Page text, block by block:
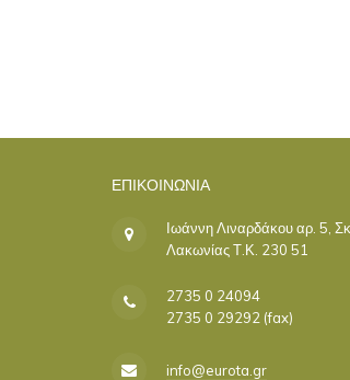
ΕΠΙΚΟΙΝΩΝΊΑ
Ιωάννη Λιναρδάκου αρ. 5,
Λακωνίας Τ.Κ. 230 51
2735 0 24094
2735 0 29292 (fax)
info@eurota.gr